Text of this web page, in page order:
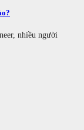
nhiều người